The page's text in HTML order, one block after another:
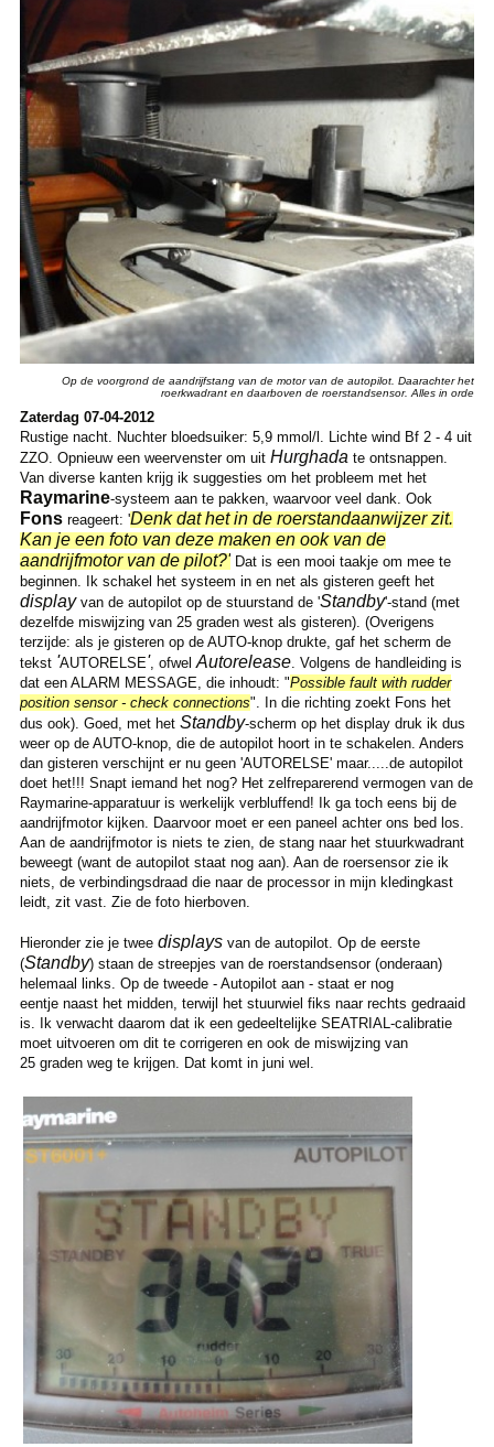
Op de voorgrond de aandrijfstang van de motor van de autopilot. Daarachter het
roerkwadrant en daarboven de roerstandsensor. Alles in orde
Zaterdag 07-04-2012
Rustige nacht. Nuchter bloedsuiker: 5,9 mmol/l. Lichte wind Bf 2 - 4 uit
ZZO. Opnieuw een weervenster om uit Hurghada te ontsnappen.
Van diverse kanten krijg ik suggesties om het probleem met het
Raymarine-systeem aan te pakken, waarvoor veel dank. Ook
Fonsreageert: 'Denk dat het in de roerstandaanwijzer zit.
Kan je een foto van deze maken en ook van de
aandrijfmotor van de pilot?'Dat is een mooi taakje om mee te
beginnen. Ik schakel het systeem in en net als gisteren geeft het
displayvan de autopilot op de stuurstand de 'Standby'-stand (met
dezelfde miswijzing van 25 graden west als gisteren). (Overigens
terzijde: als je gisteren op de AUTO-knop drukte, gaf het scherm de
tekst'AUTORELSE', ofwel Autorelease. Volgens de handleiding is
dat een ALARM MESSAGE, die inhoudt: "Possible fault with rudder
position sensor - check connections". In die richting zoekt Fons het
dus ook). Goed, met het Standby-scherm op het display druk ik dus
weer op de AUTO-knop, die de autopilot hoort in te schakelen. Anders
dan gisteren verschijnt er nu geen 'AUTORELSE' maar.....de autopilot
doet het!!! Snapt iemand het nog? Het zelfreparerend vermogen van de
Raymarine-apparatuur is werkelijk verbluffend! Ik ga toch eens bij de
aandrijfmotor kijken. Daarvoor moet er een paneel achter ons bed los.
Aan de aandrijfmotor is niets te zien, de stang naar het stuurkwadrant
beweegt (want de autopilot staat nog aan). Aan de roersensor zie ik
niets, de verbindingsdraad die naar de processor in mijn kledingkast
leidt, zit vast. Zie de foto hierboven.
Hieronder zie je twee displaysvan de autopilot. Op de eerste
(Standby) staan de streepjes van de roerstandsensor (onderaan)
helemaal links. Op de tweede - Autopilot aan - staat er nog
eentje naast het midden, terwijl het stuurwiel fiks naar rechts gedraaid
is. Ik verwacht daarom dat ik een gedeeltelijke SEATRIAL-calibratie
moet uitvoeren om dit te corrigeren en ook de miswijzing van
25 graden weg te krijgen. Dat komt in juni wel.